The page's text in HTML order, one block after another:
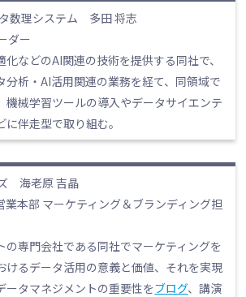
数理システム 多田 将志
ダー
などのAI関連の技術を提供する同社で、
分析・AI活用関連の業務を経て、同領域で
機械学習ツールの導入やデータサイエンテ
伴走型で取り組む。
海老原 吉晶
業本部 マーケティング＆ブランディング担
の専門会社である同社でマーケティングを
けるデータ活用の意義と価値、それを実現
ータマネジメントの重要性をブログ、講演